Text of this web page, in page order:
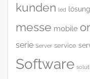
kunden led lösung
messe mobile
serie Server service
Software